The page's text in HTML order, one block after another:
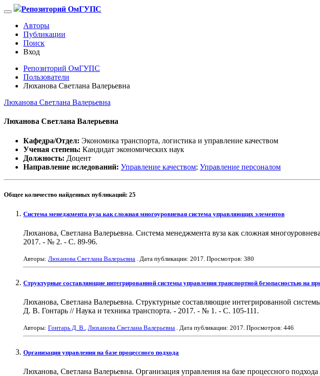
Репозиторий ОмГУПС
Авторы
Публикации
Поиск
Вход
Репозиторий ОмГУПС
Пользователи
Люханова Светлана Валерьевна
Люханова Светлана Валерьевна
Люханова Светлана Валерьевна
Кафедра/Отдел: Экономика транспорта, логистика и управление качеством
Ученая степень: Кандидат экономических наук
Должность: Доцент
Направление иследований: Управление качеством; Управление персоналом
Общее количество найденных публикаций: 25
Система менеджмента вуза как сложная многоуровневая система управляющих элементов
Люханова, Светлана Валерьевна. Система менеджмента вуза как сложная
2017. - № 2. - С. 89-96.
Авторы: Люханова Светлана Валерьевна . Дата публикации: 2017. Просмотров: 380
Структурные составляющие интегрированной системы управления транспортной безопасностью на
Люханова, Светлана Валерьевна. Структурные составляющие интегрированной
Д. В. Гонтарь // Наука и техника транспорта. - 2017. - № 1. - С. 105-111.
Авторы: Гонтарь Д. В., Люханова Светлана Валерьевна . Дата публикации: 2017. Просмотров: 446
Организация управления на базе процессного подхода
Люханова, Светлана Валерьевна. Организация управления на базе процессного